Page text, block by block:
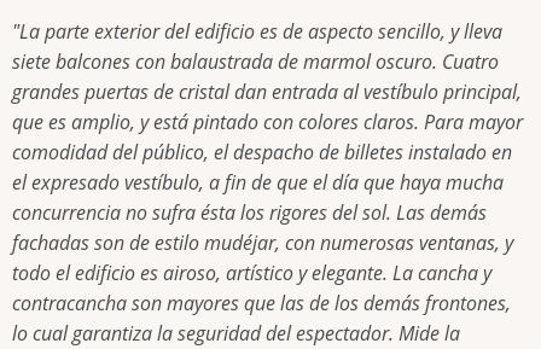
"La parte exterior del edificio es de aspecto sencillo, y lleva
siete balcones con balaustrada de marmol oscuro. Cuatro
grandes puertas de cristal dan entrada al vestíbulo principal,
que es amplio, y está pintado con colores claros. Para mayor
comodidad del público, el despacho de billetes instalado en
el expresado vestíbulo, a fin de que el día que haya mucha
concurrencia no sufra ésta los rigores del sol. Las demás
fachadas son de estilo mudéjar, con numerosas ventanas, y
todo el edificio es airoso, artístico y elegante. La cancha y
contracancha son mayores que las de los demás frontones,
lo cual garantiza la seguridad del espectador. Mide la